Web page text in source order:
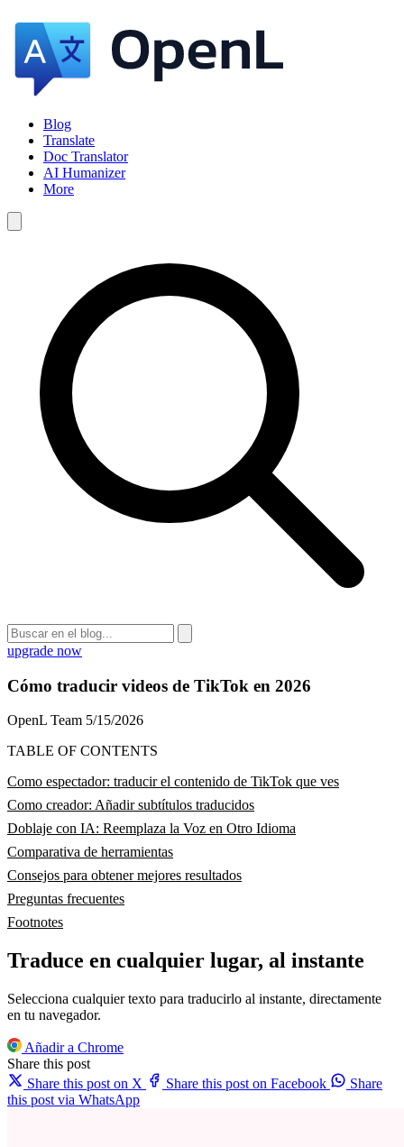
Blog
Translate
Doc Translator
AI Humanizer
More
upgrade now
Cómo traducir videos de TikTok en 2026
OpenL Team 5/15/2026
TABLE OF CONTENTS
Como espectador: traducir el contenido de TikTok que ves
Como creador: Añadir subtítulos traducidos
Doblaje con IA: Reemplaza la Voz en Otro Idioma
Comparativa de herramientas
Consejos para obtener mejores resultados
Preguntas frecuentes
Footnotes
Traduce en cualquier lugar, al instante
Selecciona cualquier texto para traducirlo al instante, directamente
en tu navegador.
Añadir a Chrome
Share this post
Share this post on X
Share this post on Facebook
Share
this post via WhatsApp